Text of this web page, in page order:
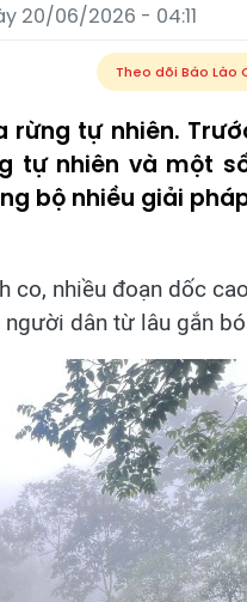
20/06/2026 - 04:11
Theo dõi Báo Lào
rừng tự nhiên.
tự nhiên và một
bộ nhiều giải
co, nhiều đoạn dốc
dân từ lâu gắn